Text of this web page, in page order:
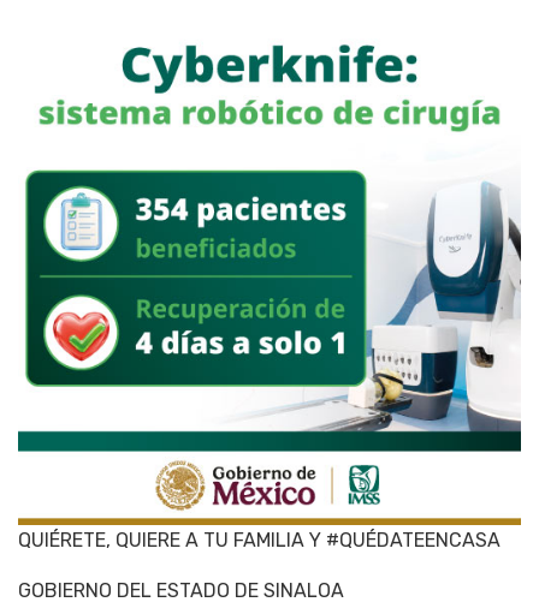
QUIÉRETE, QUIERE A TU FAMILIA Y #QUÉDATEENCASA
GOBIERNO DEL ESTADO DE SINALOA